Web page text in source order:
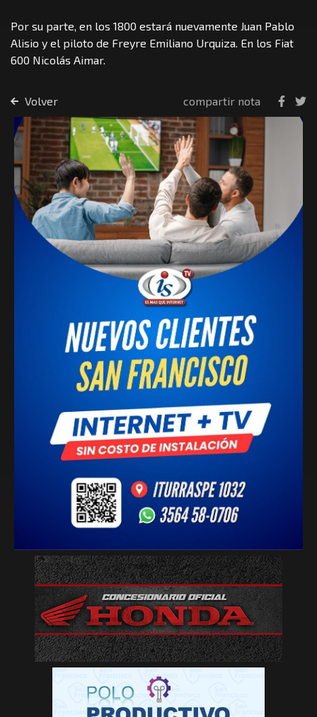
Por su parte, en los 1800 estará nuevamente Juan Pablo
Alisio y el piloto de Freyre Emiliano Urquiza. En los Fiat
600 Nicolás Aimar.
Volver compartir nota